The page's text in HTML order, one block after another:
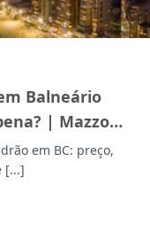
Balneário
| Mazzotti
em BC: preço,
custo de manutenção, rentabilidade e [...]